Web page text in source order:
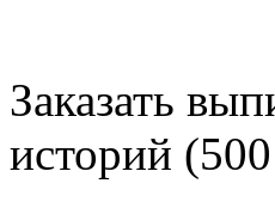
Заказать
историй